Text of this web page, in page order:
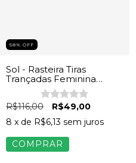
58% OFF
Sol - Rasteira Tiras
Trançadas Feminina
R$116,00
R$49,00
8 x de R$6,13 sem juros
COMPRAR